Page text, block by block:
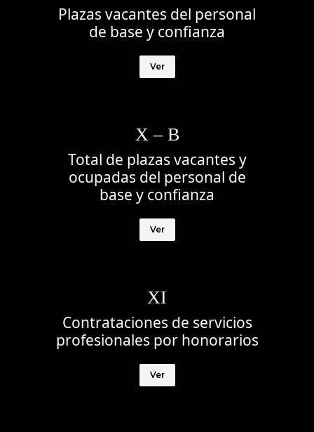
Plazas vacantes del personal
de base y confianza
Ver
X – B
Total de plazas vacantes y
ocupadas del personal de
base y confianza
Ver
XI
Contrataciones de servicios
profesionales por honorarios
Ver